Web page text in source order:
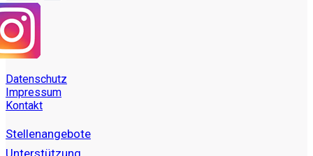
Datenschutz
Impressum
Kontakt
Stellenangebote
Unterstützung